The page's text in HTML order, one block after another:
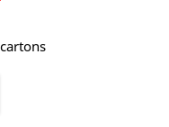
cartons